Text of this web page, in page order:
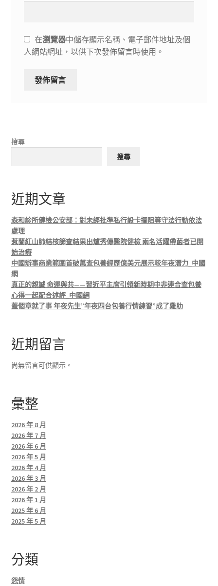
在瀏覽器中儲存顯示名稱、電子郵件地址及個
人網站網址，以供下次發佈留言時使用。
搜尋
搜尋
近期文章
森和診所健檢公安部：對未經批準私行設卡攔阻等守法行動依法
處理
惹蘭紅山肺結核篩查結果出爐秀傳醫院健檢 兩名活躍帶菌者已開
始治療
中國辦事商業範圍首破萬查包養經歷億美元展示較年夜潛力_中國
網
真正的親誠 命運與共——習近平主席引領新時期中非連合查包養
心得一起配合述評_中國網
蓋個章就了事 年夜先生”年夜四台包養行情練習”成了雞肋
近期留言
尚無留言可供顯示。
彙整
2026 年 8 月
2026 年 7 月
2026 年 6 月
2026 年 5 月
2026 年 4 月
2026 年 3 月
2026 年 2 月
2026 年 1 月
2025 年 6 月
2025 年 5 月
分類
怨情